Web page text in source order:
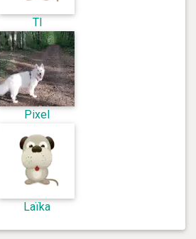
Tl
Pixel
Laïka